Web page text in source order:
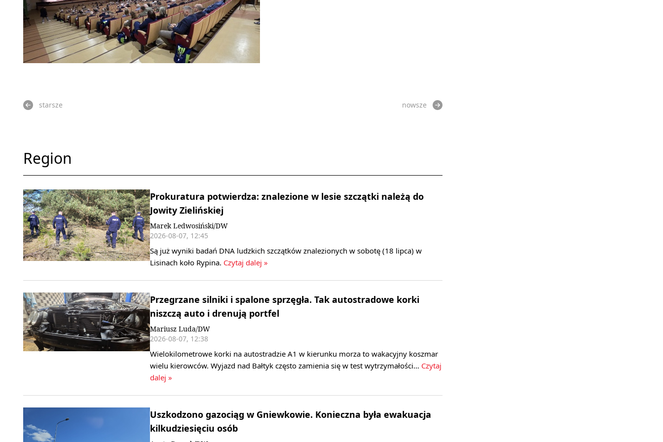
starsze nowsze
Region
Prokuratura potwierdza: znalezione w lesie szczątki należą do
Jowity Zielińskiej
Marek Ledwosiński/DW
2026-08-07, 12:45
Są już wyniki badań DNA ludzkich szczątków znalezionych w sobotę (18 lipca) w
Lisinach koło Rypina. Czytaj dalej »
Przegrzane silniki i spalone sprzęgła. Tak autostradowe korki
niszczą auto i drenują portfel
Mariusz Luda/DW
2026-08-07, 12:38
Wielokilometrowe korki na autostradzie A1 w kierunku morza to wakacyjny koszmar
wielu kierowców. Wyjazd nad Bałtyk często zamienia się w test wytrzymałości… Czytaj
dalej »
Uszkodzono gazociąg w Gniewkowie. Konieczna była ewakuacja
kilkudziesięciu osób